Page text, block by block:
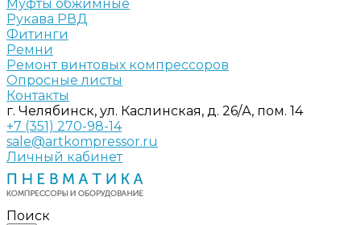
Муфты обжимные
Рукава РВД
Фитинги
Ремни
Ремонт винтовых компрессоров
Опросные листы
Контакты
г. Челябинск, ул. Каслинская, д. 26/А, пом. 14
+7 (351) 270-98-14
sale@artkompressor.ru
Личный кабинет
Поиск